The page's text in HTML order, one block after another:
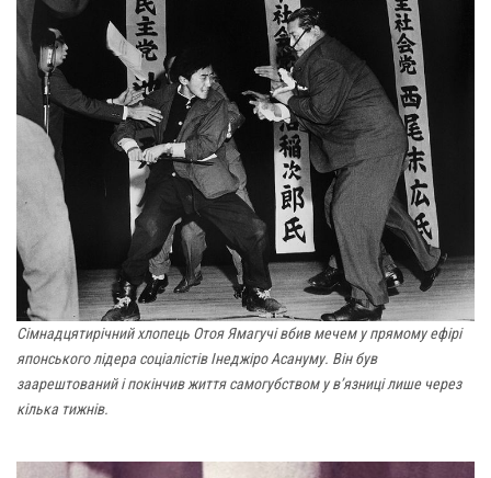
Сімнадцятирічний хлопець Отоя Ямагучі вбив мечем у прямому ефірі
японського лідера соціалістів Інеджіро Асануму. Він був
заарештований і покінчив життя самогубством у в’язниці лише через
кілька тижнів.